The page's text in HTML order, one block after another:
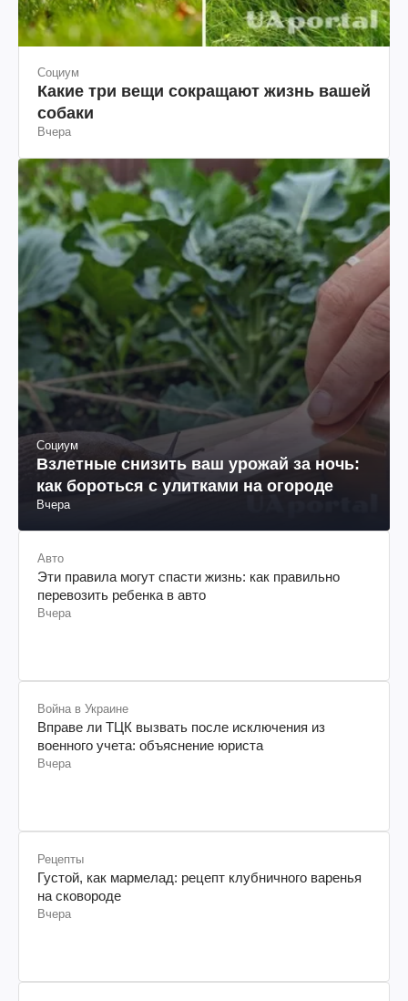
Социум
Какие три вещи сокращают жизнь вашей
собаки
Вчера
Социум
Взлетные снизить ваш урожай за ночь:
как бороться с улитками на огороде
Вчера
Авто
Эти правила могут спасти жизнь: как правильно
перевозить ребенка в авто
Вчера
Война в Украине
Вправе ли ТЦК вызвать после исключения из
военного учета: объяснение юриста
Вчера
Рецепты
Густой, как мармелад: рецепт клубничного варенья
на сковороде
Вчера